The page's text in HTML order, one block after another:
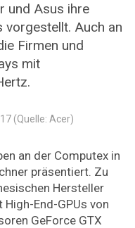
und Asus ihre
vorgestellt. Auch an
Firmen und
mit
(Quelle: Acer)
an der Computex in
präsentiert. Zu
Hersteller
End-GPUs von
GeForce GTX